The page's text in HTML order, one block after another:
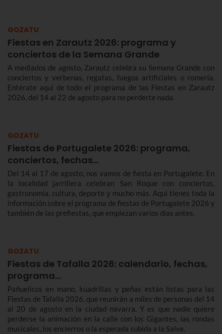
GOZATU
Fiestas en Zarautz 2026: programa y
conciertos de la Semana Grande
A mediados de agosto, Zarautz celebra su Semana Grande con
conciertos y verbenas, regatas, fuegos artificiales o romería.
Entérate aquí de todo el programa de las Fiestas en Zarautz
2026, del 14 al 22 de agosto para no perderte nada.
GOZATU
Fiestas de Portugalete 2026: programa,
conciertos, fechas…
Del 14 al 17 de agosto, nos vamos de fiesta en Portugalete. En
la localidad jarrillera celebran San Roque con conciertos,
gastronomía, cultura, deporte y mucho más. Aquí tienes toda la
información sobre el programa de fiestas de Portugalete 2026 y
también de las prefiestas, que empiezan varios días antes.
GOZATU
Fiestas de Tafalla 2026: calendario, fechas,
programa…
Pañuelicos en mano, kuadrillas y peñas están listas para las
Fiestas de Tafalla 2026, que reunirán a miles de personas del 14
al 20 de agosto en la ciudad navarra. Y es que nadie quiere
perderse la animación en la calle con los Gigantes, las rondas
musicales, los encierros o la esperada subida a la Salve.